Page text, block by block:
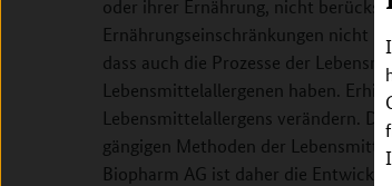
oder ihrer Ernährung, nicht
Ernährungseinschränkungen nicht
dass auch die Prozesse der
Lebensmittelallergenen haben.
Lebensmittelallergens verändern.
gängigen Methoden der
Biopharm AG ist daher die